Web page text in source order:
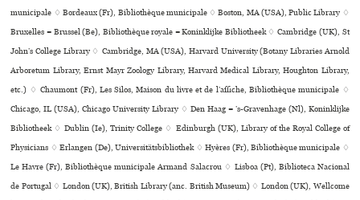
muni­ci­pale ♢ Bordeaux (Fr), Bibliothèque muni­ci­pale ♢ Boston, MA (USA), Public Library ♢
Bruxelles = Brussel (Be), Bibliothèque royale = Koninklijke Bibliotheek ♢ Cambridge (UK), St
John’s College Library ♢ Cambridge, MA (USA), Harvard University (Botany Libraries Arnold
Arboretum Library, Ernst Mayr Zoology Library, Harvard Medical Library, Houghton Library,
etc.) ♢ Chaumont (Fr), Les Silos, Maison du livre et de l’affi­che, Bibliothèque muni­ci­pale ♢
Chicago, IL (USA), Chicago University Library ♢ Den Haag = ’s-Gravenhage (Nl), Koninklijke
Bibliotheek ♢ Dublin (Ie), Trinity College ♢ Edinburgh (UK), Library of the Royal College of
Physicians ♢ Erlangen (De), Universitätsbibliothek ♢ Hyères (Fr), Bibliothèque muni­ci­pale ♢
Le Havre (Fr), Bibliothèque muni­ci­pale Armand Salacrou ♢ Lisboa (Pt), Biblioteca Nacional
de Portugal ♢ London (UK), British Library (anc. British Museum) ♢ London (UK), Wellcome